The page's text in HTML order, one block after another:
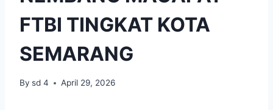
FTBI TINGKAT KOTA
SEMARANG
By sd 4 April 29, 2026